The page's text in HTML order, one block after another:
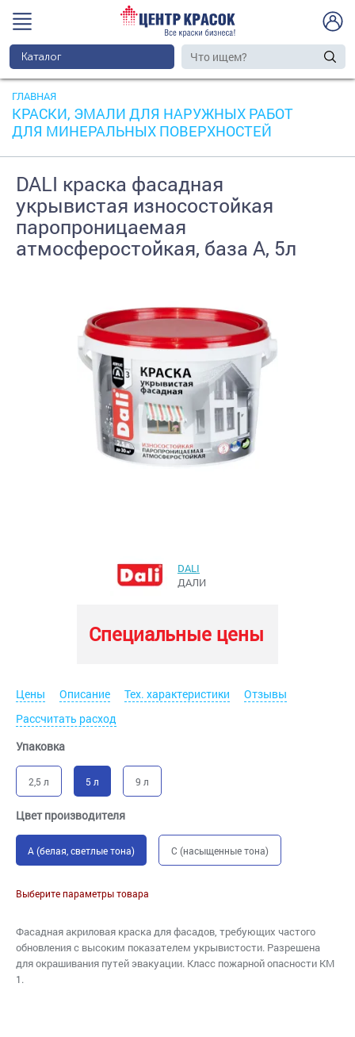
Каталог
ГЛАВНАЯ
КРАСКИ, ЭМАЛИ ДЛЯ НАРУЖНЫХ РАБОТ
ДЛЯ МИНЕРАЛЬНЫХ ПОВЕРХНОСТЕЙ
DALI краска фасадная
укрывистая износостойкая
паропроницаемая
атмосферостойкая, база A, 5л
DALI
ДАЛИ
Специальные цены
Цены Описание Тех. характеристики
Отзывы
Рассчитать расход
Упаковка
2,5 л 5 л 9 л
Цвет производителя
A (белая, светлые тона) C (насыщенные тона)
Выберите параметры товара
Фасадная акриловая краска для фасадов, требующих частого
обновления с высоким показателем укрывистости. Разрешена
для окрашивания путей эвакуации. Класс пожарной опасности КМ
1.